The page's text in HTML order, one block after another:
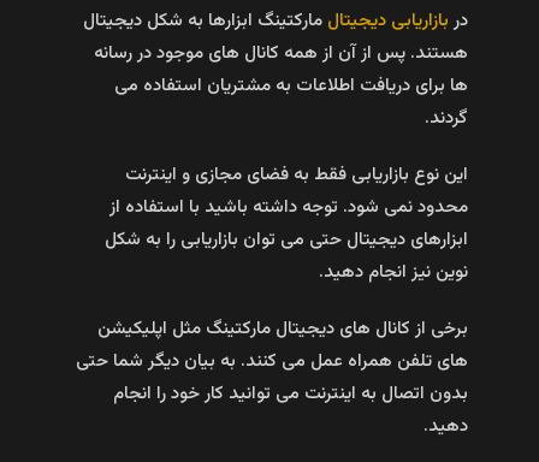
دربازاریابی دیجیتال مارکتینگ ابزارها به شکل دیجیتال
هستند. پس از آن از همه کانال های موجود در رسانه
ها برای دریافت اطلاعات به مشتریان استفاده می
گردند.
این نوع بازاریابی فقط به فضای مجازی و اینترنت
محدود نمی شود. توجه داشته باشید با استفاده از
ابزارهای دیجیتال حتی می توان بازاریابی را به شکل
نوین نیز انجام دهید.
برخی از کانال های دیجیتال مارکتینگ مثل اپلیکیشن
های تلفن همراه عمل می کنند. به بیان دیگر شما حتی
بدون اتصال به اینترنت می توانید کار خود را انجام
دهید.